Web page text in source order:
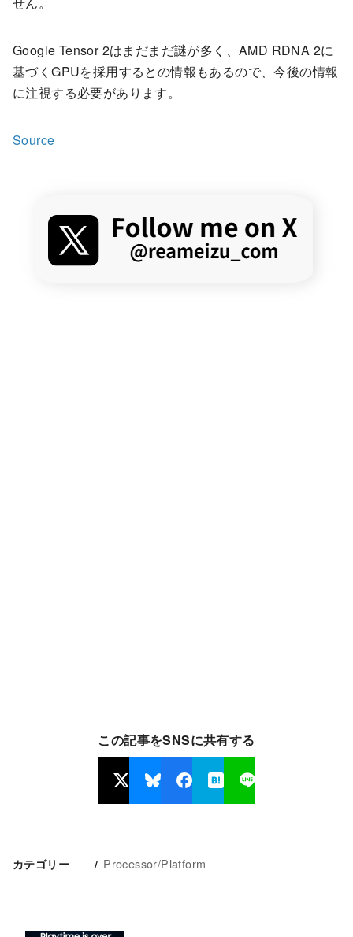
Google Tensor 2はまだまだ謎が多く、AMD RDNA 2に
基づくGPUを採用するとの情報もあるので、今後の情報
に注視する必要があります。
Source
この記事をSNSに共有する
カテゴリー Processor/Platform